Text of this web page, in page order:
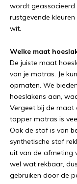
wordt geassocieerd
rustgevende
wit.
Welke maat
De juiste maat
van je matras. Je
opmaten. We
hoeslakens aan,
Vergeet bij de maat
topper matras is
Ook de stof is van
synthetische stof
uit van de afmeting
wel wat rekbaar,
gebruiken door de